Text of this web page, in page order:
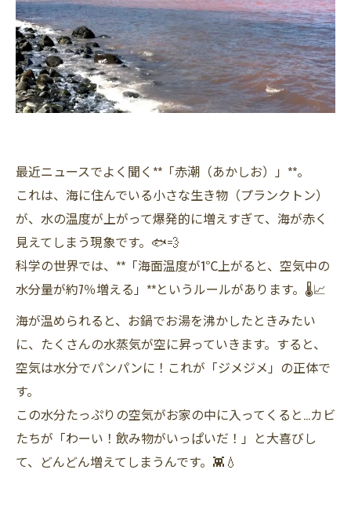
最近ニュースでよく聞く**「赤潮（あかしお）」**。
これは、海に住んでいる小さな生き物（プランクトン）
が、水の温度が上がって爆発的に増えすぎて、海が赤く
見えてしまう現象です。🐟💨
科学の世界では、**「海面温度が1℃上がると、空気中の
水分量が約7％増える」**というルールがあります。🌡️📈
海が温められると、お鍋でお湯を沸かしたときみたい
に、たくさんの水蒸気が空に昇っていきます。すると、
空気は水分でパンパンに！これが「ジメジメ」の正体で
す。
この水分たっぷりの空気がお家の中に入ってくると…カビ
たちが「わーい！飲み物がいっぱいだ！」と大喜びし
て、どんどん増えてしまうんです。👾💧